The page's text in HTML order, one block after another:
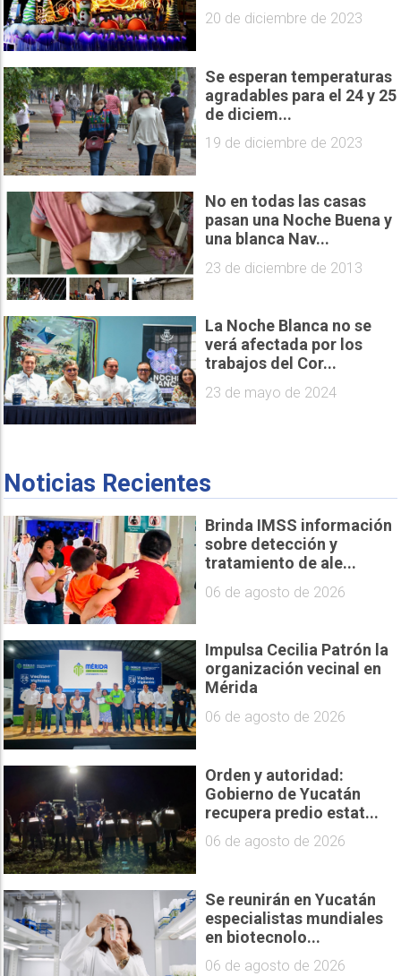
20 de diciembre de 2023
Se esperan temperaturas
agradables para el 24 y 25
de diciem...
19 de diciembre de 2023
No en todas las casas
pasan una Noche Buena y
una blanca Nav...
23 de diciembre de 2013
La Noche Blanca no se
verá afectada por los
trabajos del Cor...
23 de mayo de 2024
Noticias Recientes
Brinda IMSS información
sobre detección y
tratamiento de ale...
06 de agosto de 2026
Impulsa Cecilia Patrón la
organización vecinal en
Mérida
06 de agosto de 2026
Orden y autoridad:
Gobierno de Yucatán
recupera predio estat...
06 de agosto de 2026
Se reunirán en Yucatán
especialistas mundiales
en biotecnolo...
06 de agosto de 2026